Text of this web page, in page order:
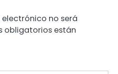
no será
obligatorios están